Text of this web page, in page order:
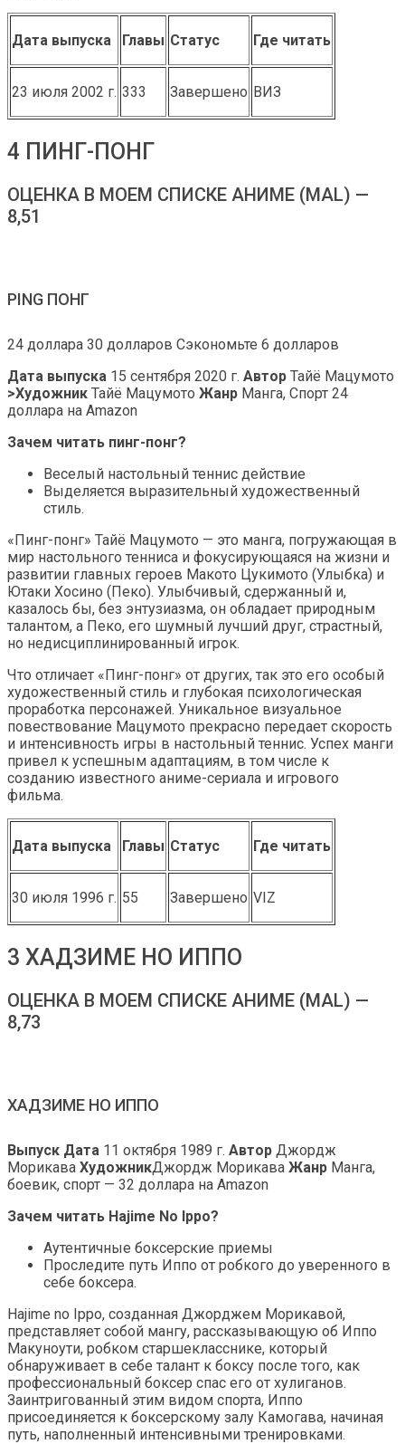
Дата выпуска Главы Статус Где читать
23 июля 2002 г. 333 Завершено ВИЗ
4 ПИНГ-ПОНГ
ОЦЕНКА В МОЕМ СПИСКЕ АНИМЕ (MAL) —
8,51
PING ПОНГ
24 доллара 30 долларов Сэкономьте 6 долларов
Дата выпуска 15 сентября 2020 г. Автор Тайё Мацумото
>Художник Тайё Мацумото Жанр Манга, Спорт 24
доллара на Amazon
Зачем читать пинг-понг?
Веселый настольный теннис действие
Выделяется выразительный художественный
стиль.
«Пинг-понг» Тайё Мацумото — это манга, погружающая в
мир настольного тенниса и фокусирующаяся на жизни и
развитии главных героев Макото Цукимото (Улыбка) и
Ютаки Хосино (Пеко). Улыбчивый, сдержанный и,
казалось бы, без энтузиазма, он обладает природным
талантом, а Пеко, его шумный лучший друг, страстный,
но недисциплинированный игрок.
Что отличает «Пинг-понг» от других, так это его особый
художественный стиль и глубокая психологическая
проработка персонажей. Уникальное визуальное
повествование Мацумото прекрасно передает скорость
и интенсивность игры в настольный теннис. Успех манги
привел к успешным адаптациям, в том числе к
созданию известного аниме-сериала и игрового
фильма.
Дата выпуска Главы Статус Где читать
30 июля 1996 г. 55 Завершено VIZ
3 ХАДЗИМЕ НО ИППО
ОЦЕНКА В МОЕМ СПИСКЕ АНИМЕ (MAL) —
8,73
ХАДЗИМЕ НО ИППО
Выпуск Дата 11 октября 1989 г. Автор Джордж
Морикава ХудожникДжордж Морикава Жанр Манга,
боевик, спорт — 32 доллара на Amazon
Зачем читать Hajime No Ippo?
Аутентичные боксерские приемы
Проследите путь Иппо от робкого до уверенного в
себе боксера.
Hajime no Ippo, созданная Джорджем Морикавой,
представляет собой мангу, рассказывающую об Иппо
Макуноути, робком старшекласснике, который
обнаруживает в себе талант к боксу после того, как
профессиональный боксер спас его от хулиганов.
Заинтригованный этим видом спорта, Иппо
присоединяется к боксерскому залу Камогава, начиная
путь, наполненный интенсивными тренировками.